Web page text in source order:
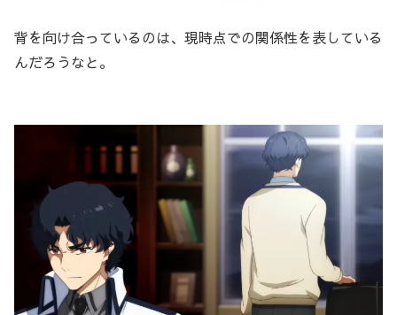
背を向け合っているのは、現時点での関係性を表している
んだろうなと。